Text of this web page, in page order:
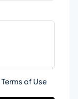
Terms of Use